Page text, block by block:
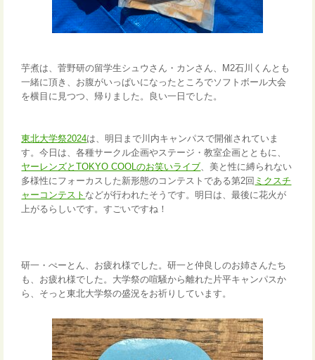
芋煮は、菅野研の留学生シュウさん・カンさん、M2石川くんとも
一緒に頂き、お腹がいっぱいになったところでソフトボール大会
を横目に見つつ、帰りました。良い一日でした。
東北大学祭2024は、明日まで川内キャンパスで開催されていま
す。今日は、各種サークル企画やステージ・教室企画とともに、
ヤーレンズとTOKYO COOLのお笑いライブ、美と性に縛られない
多様性にフォーカスした新形態のコンテストである第2回 ミクスチ
ャーコンテスト などが行われたそうです。明日は、最後に花火が
上がるらしいです。すごいですね！
研一・ぺーとん、お疲れ様でした。研一と仲良しのお姉さんたち
も、お疲れ様でした。大学祭の喧騒から離れた片平キャンパスか
ら、そっと東北大学祭の盛況をお祈りしています。